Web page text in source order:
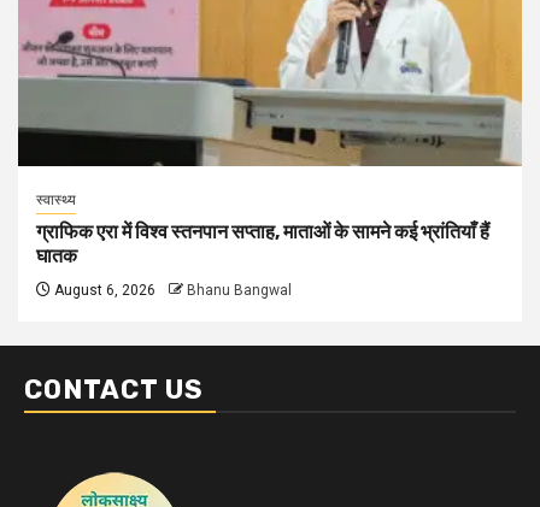
स्वास्थ्य
ग्राफिक एरा में विश्व स्तनपान सप्ताह, माताओं के सामने कई भ्रांतियाँ हैं
घातक
August 6, 2026 Bhanu Bangwal
CONTACT US